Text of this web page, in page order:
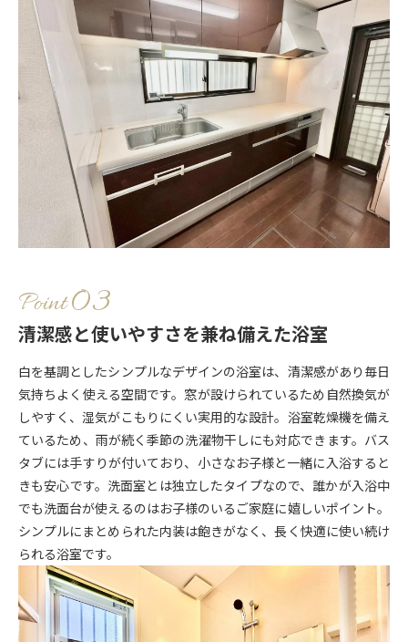
Point
清潔感と使いやすさを兼ね備えた浴室
白を基調としたシンプルなデザインの浴室は、清潔感があり毎日
気持ちよく使える空間です。窓が設けられているため自然換気が
しやすく、湿気がこもりにくい実用的な設計。浴室乾燥機を備え
ているため、雨が続く季節の洗濯物干しにも対応できます。バス
タブには手すりが付いており、小さなお子様と一緒に入浴すると
きも安心です。洗面室とは独立したタイプなので、誰かが入浴中
でも洗面台が使えるのはお子様のいるご家庭に嬉しいポイント。
シンプルにまとめられた内装は飽きがなく、長く快適に使い続け
られる浴室です。